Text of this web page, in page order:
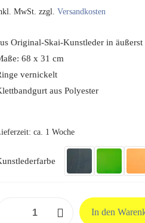
MwSt. zzgl. Versandkosten
Original-Skai-Kunstleder in
68 x 31 cm
vernickelt
aus Polyester
ca. 1 Woche
Beckentraktionsschlinge
In den